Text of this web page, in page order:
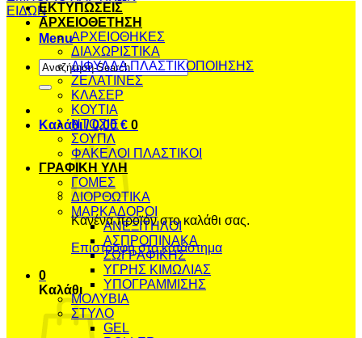
Menu
Αναζήτηση
για:
Καλάθι /0,00€ 0
Κανένα προϊόν στο καλάθι σας.
Επιστροφή στο κατάστημα
0
Καλάθι
ΕΚΤΥΠΩΣΕΙΣ
ΑΡΧΕΙΟΘΕΤΗΣΗ
ΑΡΧΕΙΟΘΗΚΕΣ
ΔΙΑΧΩΡΙΣΤΙΚΑ
ΔΙΦΥΛΛΑ ΠΛΑΣΤΙΚΟΠΟΙΗΣΗΣ
ΖΕΛΑΤΙΝΕΣ
ΚΛΑΣΕΡ
ΚΟΥΤΙΑ
ΝΤΟΣΙΕ
ΣΟΥΠΛ
ΦΑΚΕΛΟΙ ΠΛΑΣΤΙΚΟΙ
ΓΡΑΦΙΚΗ ΥΛΗ
ΓΟΜΕΣ
ΔΙΟΡΘΩΤΙΚΑ
ΜΑΡΚΑΔΟΡΟΙ
ΑΝΕΞΙΤΗΛΟΙ
ΑΣΠΡΟΠΙΝΑΚΑ
ΖΩΓΡΑΦΙΚΗΣ
ΥΓΡΗΣ ΚΙΜΩΛΙΑΣ
ΥΠΟΓΡΑΜΜΙΣΗΣ
ΜΟΛΥΒΙΑ
ΣΤΥΛΟ
GEL